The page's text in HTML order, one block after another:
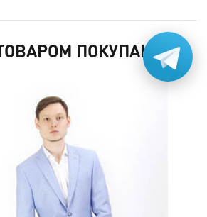
ПОКУПАЮТ